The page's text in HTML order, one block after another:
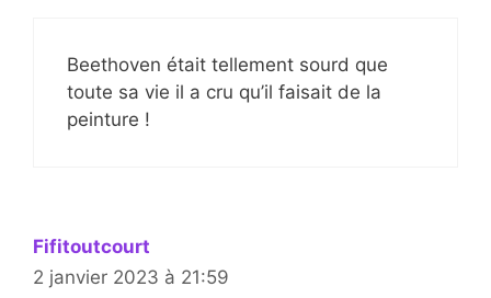
Beethoven était tellement sourd que
toute sa vie il a cru qu’il faisait de la
peinture !
Fifitoutcourt
2 janvier 2023 à 21:59